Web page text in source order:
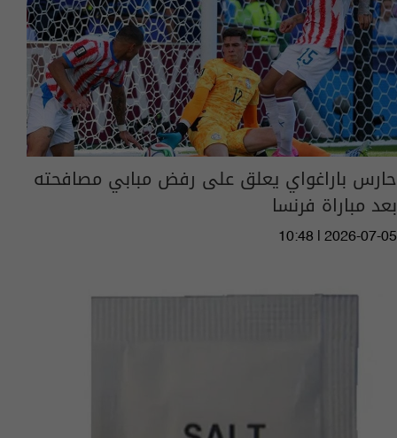
حارس باراغواي يعلق على رفض مبابي مصافحته
بعد مباراة فرنسا
10:48 | 2026-07-05